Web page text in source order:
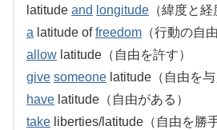
latitude and longitude （緯度と経
a latitude offreedom （行動の自由
allow latitude（自由を許す）
give someone latitude（自由を与
have latitude（自由がある）
take liberties/latitude（自由を勝